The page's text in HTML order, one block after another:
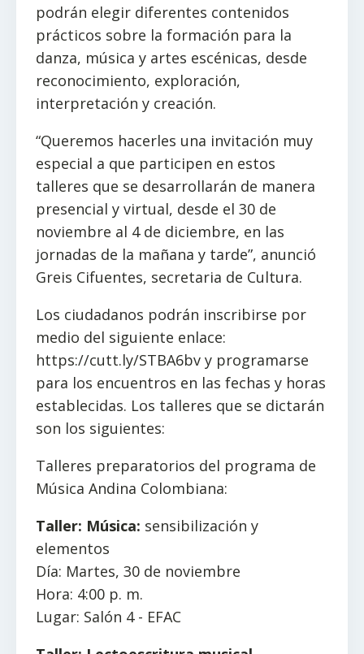
podrán elegir diferentes contenidos
prácticos sobre la formación para la
danza, música y artes escénicas, desde
reconocimiento, exploración,
interpretación y creación.
“Queremos hacerles una invitación muy
especial a que participen en estos
talleres que se desarrollarán de manera
presencial y virtual, desde el 30 de
noviembre al 4 de diciembre, en las
jornadas de la mañana y tarde”, anunció
Greis Cifuentes, secretaria de Cultura.
Los ciudadanos podrán inscribirse por
medio del siguiente enlace:
https://cutt.ly/STBA6bv y programarse
para los encuentros en las fechas y horas
establecidas. Los talleres que se dictarán
son los siguientes:
Talleres preparatorios del programa de
Música Andina Colombiana:
Taller: Música: sensibilización y
elementos
Día: Martes, 30 de noviembre
Hora: 4:00 p. m.
Lugar: Salón 4 - EFAC